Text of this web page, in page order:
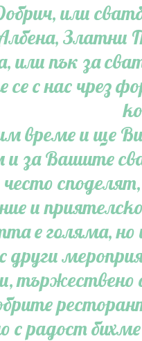
или
Златни
или пък за
с нас чрез
време и ще
за Вашите
и
е голяма,
други
тържествено
с радост